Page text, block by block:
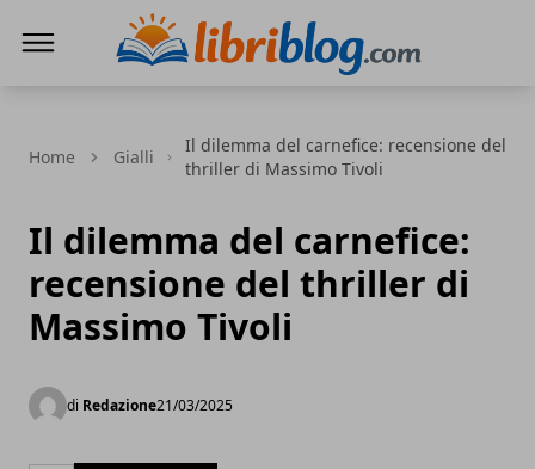
Home Gialli
Il dilemma del carnefice: recensione del
thriller di Massimo Tivoli
Il dilemma del carnefice:
recensione del thriller di
Massimo Tivoli
di Redazione21/03/2025